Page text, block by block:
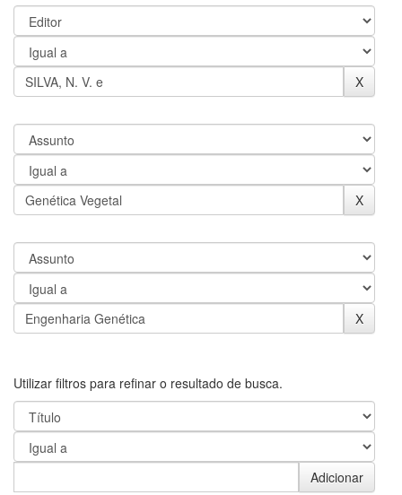
Utilizar filtros para refinar o resultado de busca.